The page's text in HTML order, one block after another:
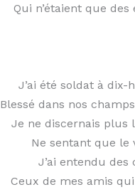
Qui n’étaient que des
J’ai été soldat à dix-
Blessé dans nos
Je ne discernais plus
Ne sentant que le
J’ai entendu des
Ceux de mes amis